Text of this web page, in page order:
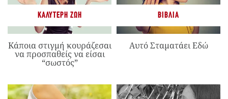
ΚΑΛΎΤΕΡΗ ΖΩΉ
Κάποια στιγμή κουράζεσαι
να προσπαθείς να είσαι
“σωστός”
ΒΙΒΛΊΑ
Αυτό Σταματάει Εδώ